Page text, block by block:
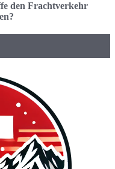
den Frachtverkehr